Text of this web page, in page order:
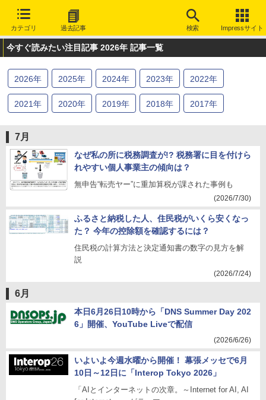
カテゴリ 過去記事 検索 Impressサイト
今すぐ読みたい注目記事 2026年 記事一覧
2026年 2025年 2024年 2023年 2022年
2021年 2020年 2019年 2018年 2017年
7月
なぜ私の所に税務調査が!? 税務署に目を付けら
れやすい個人事業主の傾向は？
無申告“転売ヤー”に重加算税が課された事例も
(2026/7/30)
ふるさと納税した人、住民税がいくら安くなっ
た？ 今年の控除額を確認するには？
住民税の計算方法と決定通知書の数字の見方を解
説
(2026/7/24)
6月
本日6月26日10時から「DNS Summer Day 202
6」開催、YouTube Liveで配信
(2026/6/26)
いよいよ今週水曜から開催！ 幕張メッセで6月
10日～12日に「Interop Tokyo 2026」
「AIとインターネットの次章。～Internet for AI, AI